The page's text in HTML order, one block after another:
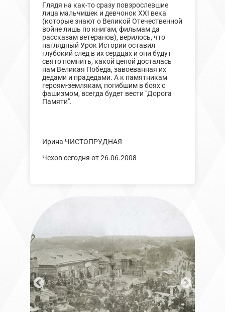
Глядя на как-то сразу повзрослевшие
лица мальчишек и девчонок XXI века
(которые знают о Великой Отечественной
войне лишь по книгам, фильмам да
рассказам ветеранов), верилось, что
наглядный Урок Истории оставил
глубокий след в их сердцах и они будут
свято помнить, какой ценой досталась
нам Великая Победа, завоеванная их
дедами и прадедами. А к памятникам
героям-землякам, погибшим в боях с
фашизмом, всегда будет вести "Дорога
Памяти".
Ирина ЧИСТОПРУДНАЯ
Чехов сегодня от 26.06.2008